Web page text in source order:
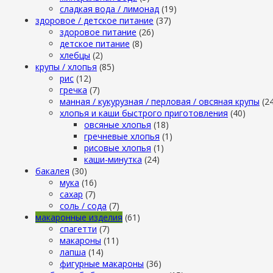
сладкая вода / лимонад (19)
здоровое / детское питание (37)
здоровое питание (26)
детское питание (8)
хлебцы (2)
крупы / хлопья (85)
рис (12)
гречка (7)
манная / кукурузная / перловая / овсяная крупы
хлопья и каши быстрого приготовления (40)
овсяные хлопья (18)
гречневые хлопья (1)
рисовые хлопья (1)
каши-минутка (24)
бакалея (30)
мука (16)
сахар (7)
cоль / cода (7)
макаронные изделия (61)
cпагетти (7)
макароны (11)
лапша (14)
фигурные макароны (36)